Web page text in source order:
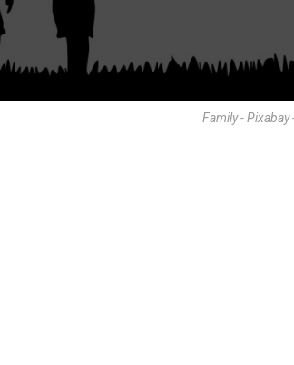
Family - Pixabay